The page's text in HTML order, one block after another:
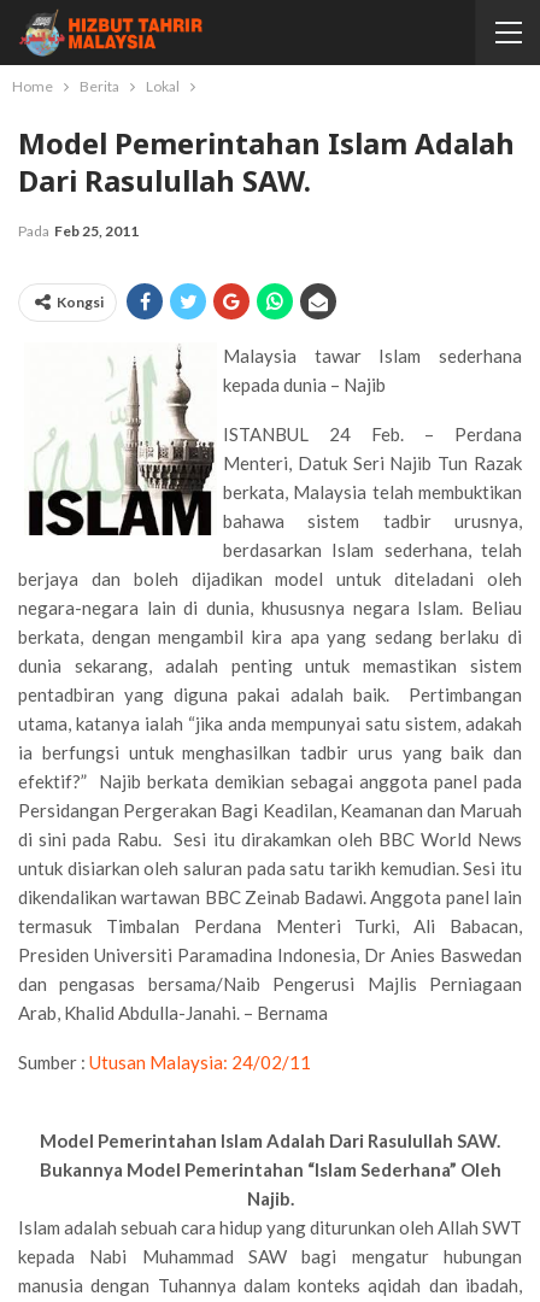
Home Berita Lokal
Model Pemerintahan Islam Adalah
Dari Rasulullah SAW.
Pada Feb 25, 2011
Kongsi
Malaysia tawar Islam sederhana
kepada dunia – Najib
ISTANBUL 24 Feb. – Perdana
Menteri, Datuk Seri Najib Tun Razak
berkata, Malaysia telah membuktikan
bahawa sistem tadbir urusnya,
berdasarkan Islam sederhana, telah
berjaya dan boleh dijadikan model untuk diteladani oleh
negara-negara lain di dunia, khususnya negara Islam. Beliau
berkata, dengan mengambil kira apa yang sedang berlaku di
dunia sekarang, adalah penting untuk memastikan sistem
pentadbiran yang diguna pakai adalah baik. Pertimbangan
utama, katanya ialah “jika anda mempunyai satu sistem, adakah
ia berfungsi untuk menghasilkan tadbir urus yang baik dan
efektif?” Najib berkata demikian sebagai anggota panel pada
Persidangan Pergerakan Bagi Keadilan, Keamanan dan Maruah
di sini pada Rabu. Sesi itu dirakamkan oleh BBC World News
untuk disiarkan oleh saluran pada satu tarikh kemudian. Sesi itu
dikendalikan wartawan BBC Zeinab Badawi. Anggota panel lain
termasuk Timbalan Perdana Menteri Turki, Ali Babacan,
Presiden Universiti Paramadina Indonesia, Dr Anies Baswedan
dan pengasas bersama/Naib Pengerusi Majlis Perniagaan
Arab, Khalid Abdulla-Janahi. – Bernama
Sumber : Utusan Malaysia: 24/02/11
Model Pemerintahan Islam Adalah Dari Rasulullah SAW.
Bukannya Model Pemerintahan “Islam Sederhana” Oleh
Najib.
Islam adalah sebuah cara hidup yang diturunkan oleh Allah SWT
kepada Nabi Muhammad SAW bagi mengatur hubungan
manusia dengan Tuhannya dalam konteks aqidah dan ibadah,